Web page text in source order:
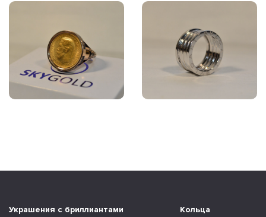
Украшения с бриллиантами
Кольца